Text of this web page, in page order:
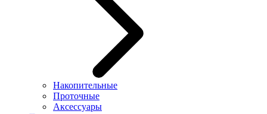
Накопительные
Проточные
Аксессуары